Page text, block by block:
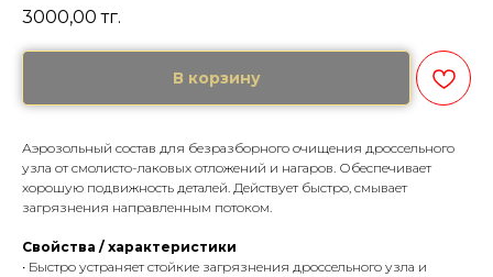
3000,00 тг.
В корзину
Аэрозольный состав для безразборного очищения дроссельного
узла от смолисто-лаковых отложений и нагаров. Обеспечивает
хорошую подвижность деталей. Действует быстро, смывает
загрязнения направленным потоком.
Свойства / характеристики
• Быстро устраняет стойкие загрязнения дроссельного узла и